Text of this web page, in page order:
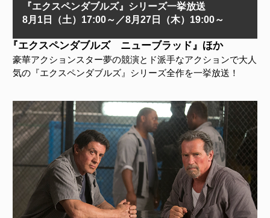
『エクスペンダブルズ』シリーズ一挙放送
8月1日（土）17:00～／8月27日（木）19:00～
『エクスペンダブルズ ニューブラッド』ほか
豪華アクションスター夢の競演とド派手なアクションで大人
気の『エクスペンダブルズ』シリーズ全作を一挙放送！